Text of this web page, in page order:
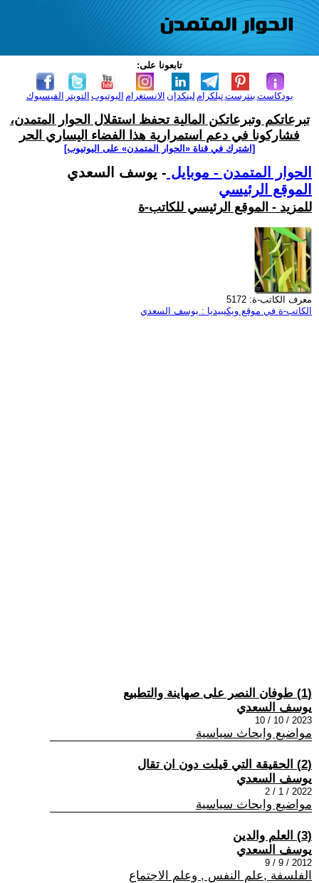
تابعونا على:
الفيسبوك التويتر اليوتيوب الانستغرام لينكدإن تيلكرامبنترست بودكاست
تبرعاتكم وتبرعاتكن المالية تحفظ استقلال الحوار المتمدن،
فشاركونا في دعم استمرارية هذا الفضاء اليساري الحر
[اشترك في قناة ‫«الحوار المتمدن» على اليوتيوب]
الحوار المتمدن - موبايل - يوسف السعدي
الموقع الرئيسي
للمزيد - الموقع الرئيسي للكاتب-ة
معرف الكاتب-ة: 5172
الكاتب-ة في موقع ويكيبيديا : يوسف السعدي
(1) طوفان النصر على صهاينة والتطبيع
يوسف السعدي
2023 / 10 / 10
مواضيع وابحاث سياسية
(2) الحقيقة التي قيلت دون ان تقال
يوسف السعدي
2022 / 1 / 2
مواضيع وابحاث سياسية
(3) العلم والدين
يوسف السعدي
2012 / 9 / 9
الفلسفة ,علم النفس , وعلم الاجتماع